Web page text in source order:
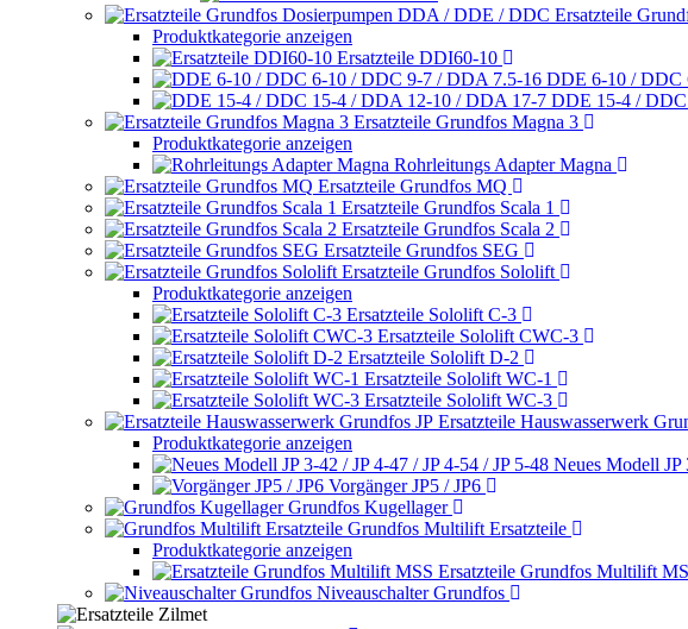
Ersatzteile
Produktkategorie anzeigen
Ersatzteile DDI60-10
DDE 6-10 / DDC
DDE 15-4 /
Ersatzteile Grundfos Magna 3
Produktkategorie anzeigen
Rohrleitungs Adapter Magna
Ersatzteile Grundfos MQ
Ersatzteile Grundfos Scala 1
Ersatzteile Grundfos Scala 2
Ersatzteile Grundfos SEG
Ersatzteile Grundfos Sololift
Produktkategorie anzeigen
Ersatzteile Sololift C-3
Ersatzteile Sololift CWC-3
Ersatzteile Sololift D-2
Ersatzteile Sololift WC-1
Ersatzteile Sololift WC-3
Ersatzteile Hauswasserwerk
Produktkategorie anzeigen
Neues Modell JP
Vorgänger JP5 / JP6
Grundfos Kugellager
Grundfos Multilift Ersatzteile
Produktkategorie anzeigen
Ersatzteile Grundfos Multilift
Niveauschalter Grundfos